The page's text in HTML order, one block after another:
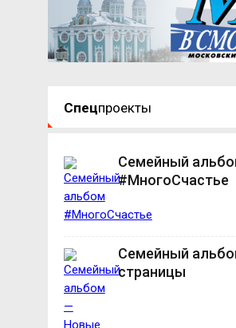
Спецпроекты
Семейный
#МногоСчастье
Семейный
страницы